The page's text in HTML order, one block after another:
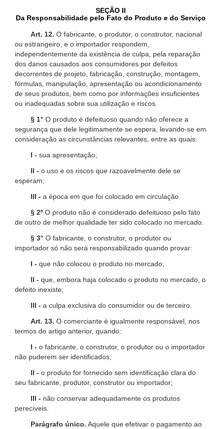
SEÇÃO II
Da Responsabilidade pelo Fato do Produto e do Serviço
Art. 12. O fabricante, o produtor, o construtor, nacional
ou estrangeiro, e o importador respondem,
independentemente da existência de culpa, pela reparação
dos danos causados aos consumidores por defeitos
decorrentes de projeto, fabricação, construção, montagem,
fórmulas, manipulação, apresentação ou acondicionamento
de seus produtos, bem como por informações insuficientes
ou inadequadas sobre sua utilização e riscos.
§ 1° O produto é defeituoso quando não oferece a
segurança que dele legitimamente se espera, levando-se em
consideração as circunstâncias relevantes, entre as quais:
I - sua apresentação;
II - o uso e os riscos que razoavelmente dele se
esperam;
III - a época em que foi colocado em circulação.
§ 2º O produto não é considerado defeituoso pelo fato
de outro de melhor qualidade ter sido colocado no mercado.
§ 3° O fabricante, o construtor, o produtor ou
importador só não será responsabilizado quando provar:
I - que não colocou o produto no mercado;
II - que, embora haja colocado o produto no mercado, o
defeito inexiste;
III - a culpa exclusiva do consumidor ou de terceiro.
Art. 13. O comerciante é igualmente responsável, nos
termos do artigo anterior, quando:
I - o fabricante, o construtor, o produtor ou o importador
não puderem ser identificados;
II - o produto for fornecido sem identificação clara do
seu fabricante, produtor, construtor ou importador;
III - não conservar adequadamente os produtos
perecíveis.
Parágrafo único. Aquele que efetivar o pagamento ao